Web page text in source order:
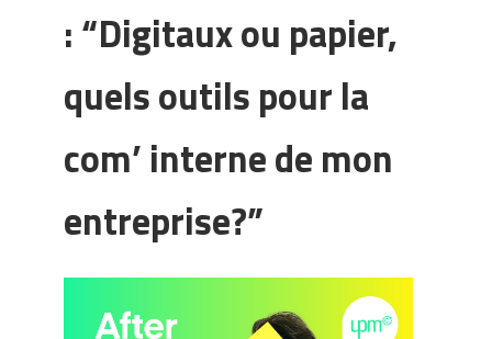
: “Digitaux ou papier,
quels outils pour la
com’ interne de mon
entreprise?”